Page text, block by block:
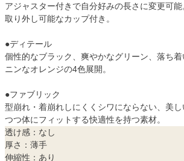
アジャスター付きで自分好みの長さに変更可能
取り外し可能なカップ付き。
●ディテール
個性的なブラック、爽やかなグリーン、落ち着
ニンなオレンジの4色展開。
●ファブリック
型崩れ・着崩れしにくくシワにならない、美
つつ体にフィットする快適性を持つ素材。
透け感：なし
厚さ：薄手
伸縮性：あり